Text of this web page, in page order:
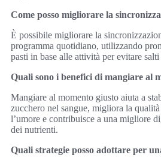
Come posso migliorare la
È possibile migliorare la
programma quotidiano, utilizzando
pasti in base alle attività per evitare
Quali sono i benefici di mangiare al
Mangiare al momento giusto aiuta a
zucchero nel sangue, migliora la
l’umore e contribuisce a una migliore
dei nutrienti.
Quali strategie posso adottare per